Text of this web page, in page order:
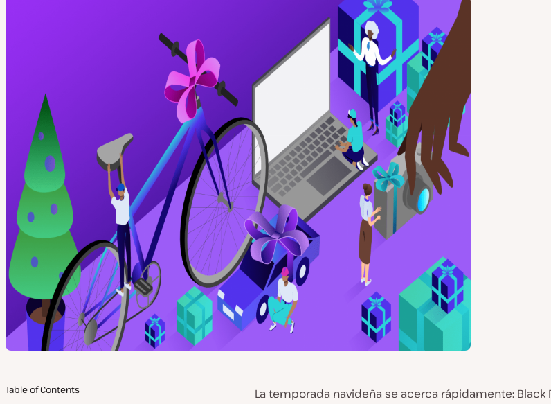
Table of Contents
La temporada navideña se acerca rápidamente: Black